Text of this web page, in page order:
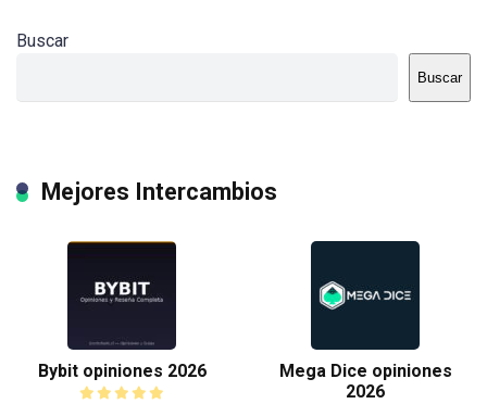
Buscar
Buscar
Mejores Intercambios
Bybit opiniones 2026
Mega Dice opiniones
2026